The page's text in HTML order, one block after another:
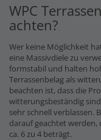
WPC
achten?
Wer keine Möglichkeit
eine Massivdiele zu
formstabil und halten
Terrassenbelag als
beachten ist, dass die
witterungsbeständig
sehr schnell verblassen.
darauf geachtet
ca. 6 zu 4 beträgt.